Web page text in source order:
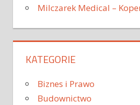
Milczarek Medical –
KATEGORIE
Biznes i Prawo
Budownictwo